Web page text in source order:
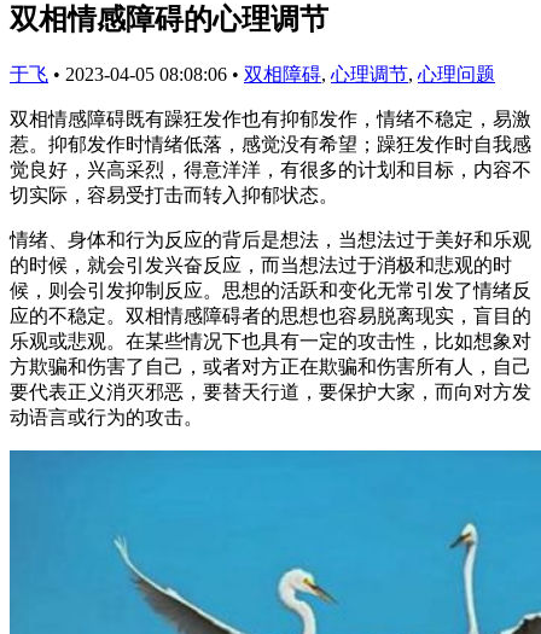
双相情感障碍的心理调节
于飞 • 2023-04-05 08:08:06 • 双相障碍, 心理调节, 心理问题
双相情感障碍既有躁狂发作也有抑郁发作，情绪不稳定，易激
惹。抑郁发作时情绪低落，感觉没有希望；躁狂发作时自我感
觉良好，兴高采烈，得意洋洋，有很多的计划和目标，内容不
切实际，容易受打击而转入抑郁状态。
情绪、身体和行为反应的背后是想法，当想法过于美好和乐观
的时候，就会引发兴奋反应，而当想法过于消极和悲观的时
候，则会引发抑制反应。思想的活跃和变化无常引发了情绪反
应的不稳定。双相情感障碍者的思想也容易脱离现实，盲目的
乐观或悲观。在某些情况下也具有一定的攻击性，比如想象对
方欺骗和伤害了自己，或者对方正在欺骗和伤害所有人，自己
要代表正义消灭邪恶，要替天行道，要保护大家，而向对方发
动语言或行为的攻击。